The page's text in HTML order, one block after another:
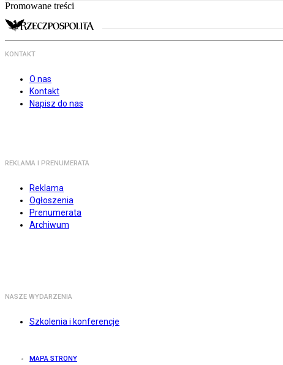
Promowane treści
KONTAKT
O nas
Kontakt
Napisz do nas
REKLAMA I PRENUMERATA
Reklama
Ogłoszenia
Prenumerata
Archiwum
NASZE WYDARZENIA
Szkolenia i konferencje
MAPA STRONY